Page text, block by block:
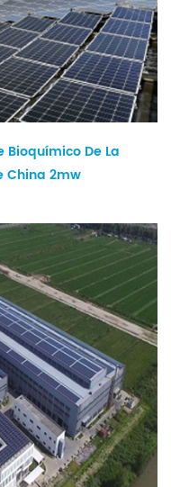
Bioquímico De La
China 2mw